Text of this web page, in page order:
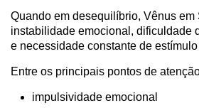
Quando em desequilíbrio, Vênus em
instabilidade emocional, dificuldade
e necessidade constante de
Entre os principais pontos de
impulsividade emocional